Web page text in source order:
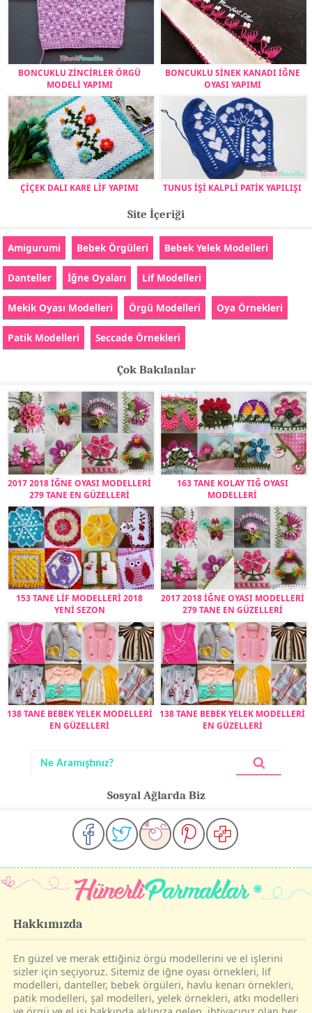
BONCUKLU ZİNCİRLER ÖRGÜ
MODELİ YAPIMI
BONCUKLU SİNEK KANADI İĞNE
OYASI YAPIMI
ÇİÇEK DALI KARE LİF YAPIMI TUNUS İŞİ KALPLİ PATİK YAPILIŞI
Site İçeriği
Amigurumi Bebek Örgüleri Bebek Yelek Modelleri
Danteller İğne Oyaları Lif Modelleri
Mekik Oyası Modelleri Örgü Modelleri Oya Örnekleri
Patik Modelleri Seccade Örnekleri
Çok Bakılanlar
2017 2018 İĞNE OYASI MODELLERİ
279 TANE EN GÜZELLERİ
163 TANE KOLAY TIĞ OYASI
MODELLERİ
153 TANE LİF MODELLERİ 2018
YENİ SEZON
2017 2018 İĞNE OYASI MODELLERİ
279 TANE EN GÜZELLERİ
138 TANE BEBEK YELEK MODELLERİ
EN GÜZELLERİ
138 TANE BEBEK YELEK MODELLERİ
EN GÜZELLERİ
Sosyal Ağlarda Biz
Hakkımızda
En güzel ve merak ettiğiniz örgü modellerini ve el işlerini
sizler için seçiyoruz. Sitemiz de iğne oyası örnekleri, lif
modelleri, danteller, bebek örgüleri, havlu kenarı örnekleri,
patik modelleri, şal modelleri, yelek örnekleri, atkı modelleri